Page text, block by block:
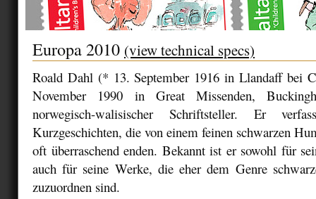
Europa 2010 (view technical specs)
Roald Dahl (* 13. September 1916 in Llandaff bei
November 1990 in Great Missenden,
norwegisch-walisischer Schriftsteller. Er
Kurzgeschichten, die von einem feinen schwarzen
oft überraschend enden. Bekannt ist er sowohl für
auch für seine Werke, die eher dem Genre
zuzuordnen sind.